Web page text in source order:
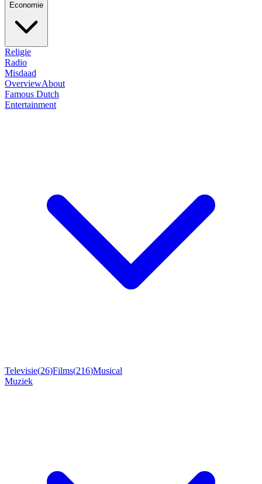
Economie
Religie
Radio
Misdaad
OverviewAbout
Famous Dutch
Entertainment
Televisie(26)Films(216)Musical
Muziek